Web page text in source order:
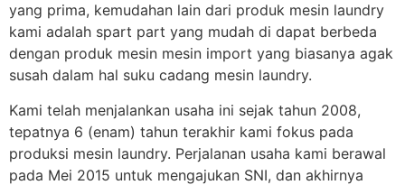
yang prima, kemudahan lain dari produk mesin laundry
kami adalah spart part yang mudah di dapat berbeda
dengan produk mesin mesin import yang biasanya agak
susah dalam hal suku cadang mesin laundry.
Kami telah menjalankan usaha ini sejak tahun 2008,
tepatnya 6 (enam) tahun terakhir kami fokus pada
produksi mesin laundry. Perjalanan usaha kami berawal
pada Mei 2015 untuk mengajukan SNI, dan akhirnya